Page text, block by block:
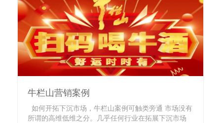
牛栏山营销案例
如何开拓下沉市场，牛栏山案例可触类旁通 市场没有
所谓的高维低维之分。几乎任何行业在拓展下沉市场